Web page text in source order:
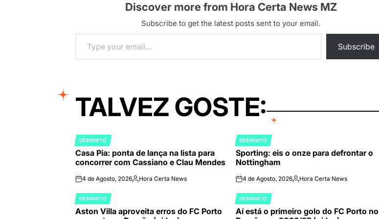
Discover more from Hora Certa News MZ
Subscribe to get the latest posts sent to your email.
Type your email…
Subscribe
TALVEZ GOSTE:
POSTED
IN
DESPORTO
Casa Pia: ponta de lança na lista para
concorrer com Cassiano e Clau Mendes
on4 de Agosto, 2026Publicado
Hora Certa News
POSTED
IN
DESPORTO
Sporting: eis o onze para defrontar o
Nottingham
on4 de Agosto, 2026Publicado
Hora Certa News
POSTED
IN
DESPORTO
Aston Villa aproveita erros do FC Porto
POSTED
IN
DESPORTO
Aí está o primeiro golo do FC Porto no